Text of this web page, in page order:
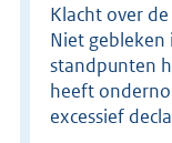
Klacht over
Niet gebleken
standpunten
heeft
excessief